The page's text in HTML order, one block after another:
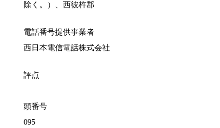
除く。）、西彼杵郡
電話番号提供事業者
西日本電信電話株式会社
評点
頭番号
095